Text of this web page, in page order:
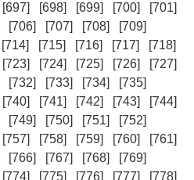
[697] [698] [699] [700]
[701]
[706] [707] [708]
[709]
[714] [715] [716] [717]
[718]
[723] [724] [725] [726]
[727]
[732] [733] [734]
[735]
[740] [741] [742] [743]
[744]
[749] [750] [751]
[752]
[757] [758] [759] [760]
[761]
[766] [767] [768]
[769]
[774] [775] [776] [777]
[778]